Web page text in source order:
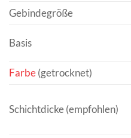
Gebindegröße
Basis
Farbe(getrocknet)
Schichtdicke (empfohlen)